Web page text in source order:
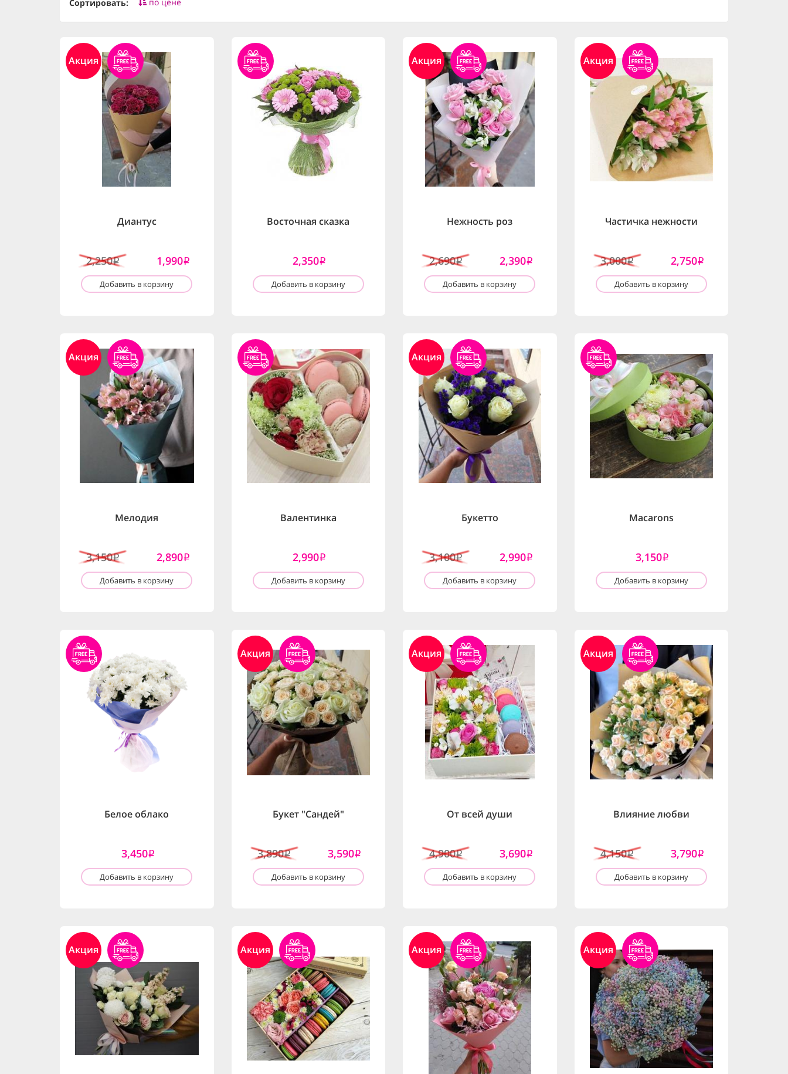
Сортировать:
Акция
Диантус
2,250i 1,990i
Добавить в корзину
Восточная сказка
2,350i
Добавить в корзину
Акция
Нежность роз
2,690i 2,390i
Добавить в корзину
Акция
Частичка нежности
3,000i 2,750i
Добавить в корзину
Акция
Мелодия
3,150i 2,890i
Добавить в корзину
Валентинка
2,990i
Добавить в корзину
Акция
Букетто
3,100i 2,990i
Добавить в корзину
Macarons
3,150i
Добавить в корзину
Белое облако
3,450i
Добавить в корзину
Акция
Букет "Сандей"
3,890i 3,590i
Добавить в корзину
Акция
От всей души
4,900i 3,690i
Добавить в корзину
Акция
Влияние любви
4,150i 3,790i
Добавить в корзину
Акция Акция Акция Акция